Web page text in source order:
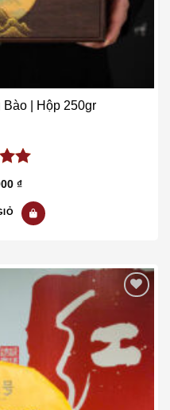
| Hộp 250gr
of
₫
Add to wishlist